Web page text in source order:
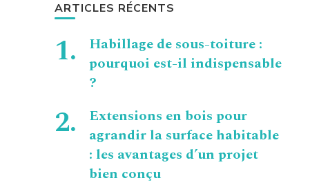
ARTICLES RÉCENTS
Habillage de sous-toiture :
pourquoi est-il indispensable
?
Extensions en bois pour
agrandir la surface habitable
: les avantages d’un projet
bien conçu